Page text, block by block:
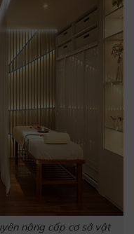
nâng cấp cơ sở vật